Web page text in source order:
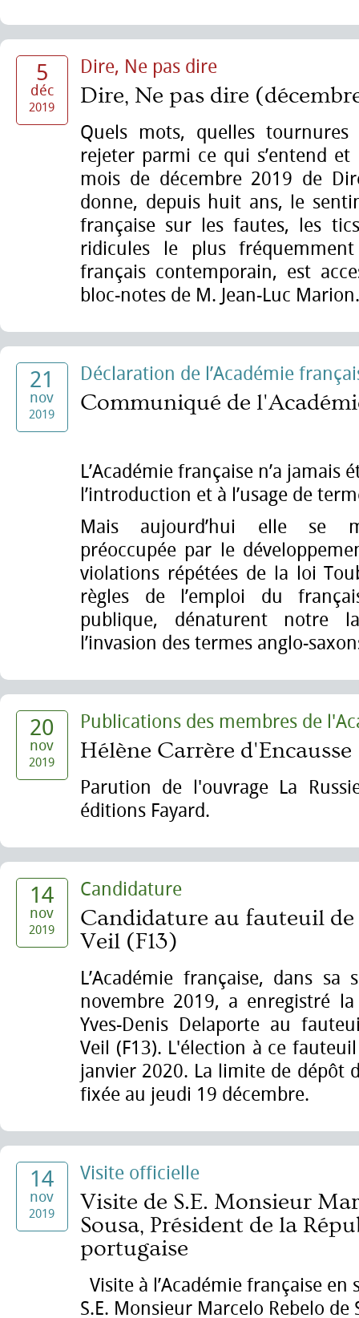
5
déc
2019
Dire, Ne pas dire
Dire, Ne pas dire
Quels mots, quelles
rejeter parmi ce qui s’entend
mois de décembre 2019 de
donne, depuis huit ans, le
française sur les fautes, les
ridicules le plus
français contemporain, est
bloc-notes de M. Jean-Luc Marion.
21
nov
2019
Déclaration de l’Académie
Communiqué de
L’Académie française n’a jamais
l’introduction et à l’usage de
Mais aujourd’hui elle se
préoccupée par le
violations répétées de la loi
règles de l’emploi du
publique, dénaturent notre
l’invasion des termes anglo-
20
nov
2019
Publications des membres de
Hélène Carrère d'Encausse
Parution de l'ouvrage La
éditions Fayard.
14
nov
2019
Candidature
Candidature au fauteuil
Veil (F13)
L’Académie française, dans
novembre 2019, a enregistré
Yves-Denis Delaporte au
Veil (F13). L'élection à ce
janvier 2020. La limite de dépôt
fixée au jeudi 19 décembre.
14
nov
2019
Visite officielle
Visite de S.E. Monsieur
Sousa, Président de la
portugaise
Visite à l’Académie française en
S.E. Monsieur Marcelo Rebelo de